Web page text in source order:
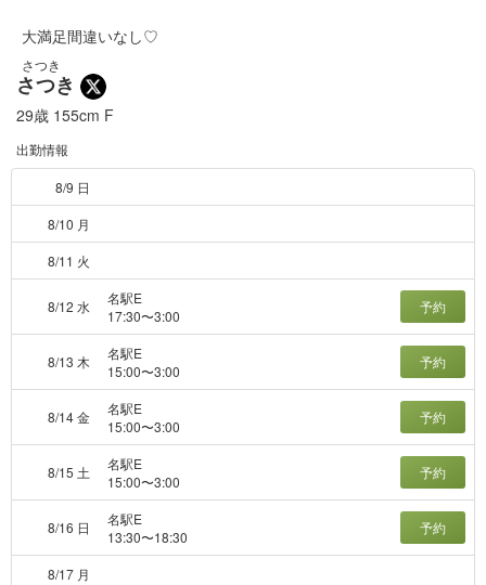
大満足間違いなし♡
さつき
さつき
29歳 155cm F
出勤情報
8/9 日
8/10 月
8/11 火
8/12 水
名駅E
17:30〜3:00
予約
8/13 木
名駅E
15:00〜3:00
予約
8/14 金
名駅E
15:00〜3:00
予約
8/15 土
名駅E
15:00〜3:00
予約
8/16 日
名駅E
13:30〜18:30
予約
8/17 月